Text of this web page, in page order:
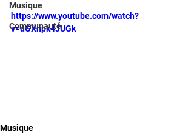
Musique
Communauté
https://www.youtube.com/watch?
v=uGXnpk4JUGk
Musique